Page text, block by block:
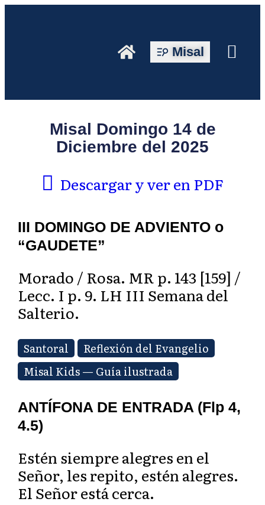
Misal
Misal Domingo 14 de
Diciembre del 2025
Descargar y ver en PDF
III DOMINGO DE ADVIENTO o
“GAUDETE”
Morado / Rosa. MR p. 143 [159] /
Lecc. I p. 9. LH III Semana del
Salterio.
Santoral
Reflexión del Evangelio
Misal Kids — Guía ilustrada
ANTÍFONA DE ENTRADA (Flp 4,
4.5)
Estén siempre alegres en el
Señor, les repito, estén alegres.
El Señor está cerca.